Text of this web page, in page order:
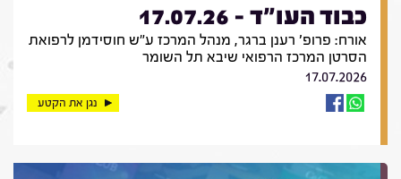
כבוד העו"ד - 17.07.26
אורח: פרופ' רענן ברגר, מנהל המרכז ע"ש חוסידמן לרפואת
הסרטן המרכז הרפואי שיבא תל השומר
17.07.2026
נגן את הקטע